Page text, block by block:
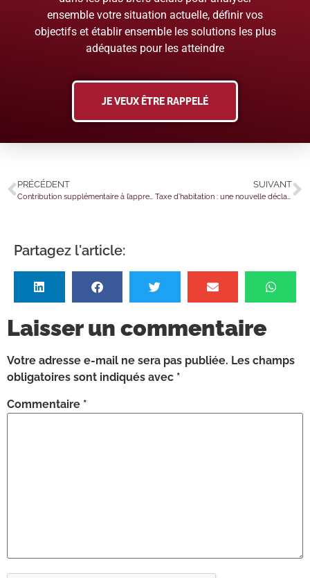
ensemble votre situation actuelle, définir vos
objectifs et établir ensemble les solutions les plus
adéquates pour les atteindre
JE VEUX ÊTRE RAPPELÉ
PRÉCÉDENT
Contribution supplémentaire à l’apprentissage : la déclaration c’est pour bientôt !
SUIVANT
Taxe d’habitation : une nouvelle déclaration pour les propriétaires
Partagez l'article:
Laisser un commentaire
Votre adresse e-mail ne sera pas publiée. Les champs
obligatoires sont indiqués avec *
Commentaire *